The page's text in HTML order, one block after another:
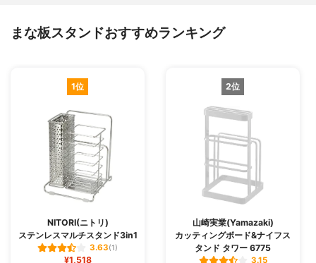
まな板スタンドおすすめランキング
1位
NITORI(ニトリ)
ステンレスマルチスタンド3in1
3.63(1)
¥1,518
2位
山崎実業(Yamazaki)
カッティングボード&ナイフス
タンド タワー 6775
3.15